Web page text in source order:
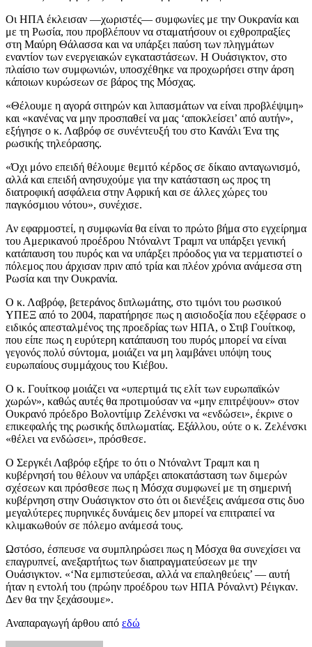
Οι ΗΠΑ έκλεισαν —χωριστές— συμφωνίες με την Ουκρανία και
με τη Ρωσία, που προβλέπουν να σταματήσουν οι εχθροπραξίες
στη Μαύρη Θάλασσα και να υπάρξει παύση των πληγμάτων
εναντίον των ενεργειακών εγκαταστάσεων. Η Ουάσιγκτον, στο
πλαίσιο των συμφωνιών, υποσχέθηκε να προχωρήσει στην άρση
κάποιων κυρώσεων σε βάρος της Μόσχας.
«Θέλουμε η αγορά σιτηρών και λιπασμάτων να είναι προβλέψιμη»
και «κανένας να μην προσπαθεί να μας ‘αποκλείσει’ από αυτήν»,
εξήγησε ο κ. Λαβρόφ σε συνέντευξή του στο Κανάλι Ένα της
ρωσικής τηλεόρασης.
«Όχι μόνο επειδή θέλουμε θεμιτό κέρδος σε δίκαιο ανταγωνισμό,
αλλά και επειδή ανησυχούμε για την κατάσταση ως προς τη
διατροφική ασφάλεια στην Αφρική και σε άλλες χώρες του
παγκόσμιου νότου», συνέχισε.
Αν εφαρμοστεί, η συμφωνία θα είναι το πρώτο βήμα στο εγχείρημα
του Αμερικανού προέδρου Ντόναλντ Τραμπ να υπάρξει γενική
κατάπαυση του πυρός και να υπάρξει πρόοδος για να τερματιστεί ο
πόλεμος που άρχισαν πριν από τρία και πλέον χρόνια ανάμεσα στη
Ρωσία και την Ουκρανία.
Ο κ. Λαβρόφ, βετεράνος διπλωμάτης, στο τιμόνι του ρωσικού
ΥΠΕΞ από το 2004, παρατήρησε πως η αισιοδοξία που εξέφρασε ο
ειδικός απεσταλμένος της προεδρίας των ΗΠΑ, ο Στιβ Γουίτκοφ,
που είπε πως η ευρύτερη κατάπαυση του πυρός μπορεί να είναι
γεγονός πολύ σύντομα, μοιάζει να μη λαμβάνει υπόψη τους
ευρωπαίους συμμάχους του Κιέβου.
Ο κ. Γουίτκοφ μοιάζει να «υπερτιμά τις ελίτ των ευρωπαϊκών
χωρών», καθώς αυτές θα προτιμούσαν να «μην επιτρέψουν» στον
Ουκρανό πρόεδρο Βολοντίμιρ Ζελένσκι να «ενδώσει», έκρινε ο
επικεφαλής της ρωσικής διπλωματίας. Εξάλλου, ούτε ο κ. Ζελένσκι
«θέλει να ενδώσει», πρόσθεσε.
Ο Σεργκέι Λαβρόφ εξήρε το ότι ο Ντόναλντ Τραμπ και η
κυβέρνησή του θέλουν να υπάρξει αποκατάσταση των διμερών
σχέσεων και πρόσθεσε πως η Μόσχα συμφωνεί με τη σημερινή
κυβέρνηση στην Ουάσιγκτον στο ότι οι διενέξεις ανάμεσα στις δυο
μεγαλύτερες πυρηνικές δυνάμεις δεν μπορεί να επιτραπεί να
κλιμακωθούν σε πόλεμο ανάμεσά τους.
Ωστόσο, έσπευσε να συμπληρώσει πως η Μόσχα θα συνεχίσει να
επαγρυπνεί, ανεξαρτήτως των διαπραγματεύσεων με την
Ουάσιγκτον. «‘Να εμπιστεύεσαι, αλλά να επαληθεύεις’ — αυτή
ήταν η εντολή του (πρώην προέδρου των ΗΠΑ Ρόναλντ) Ρέιγκαν.
Δεν θα την ξεχάσουμε».
Αναπαραγωγή άρθου από εδώ